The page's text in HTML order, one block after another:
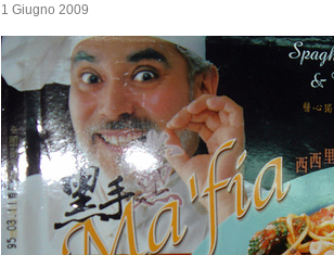
1 Giugno 2009